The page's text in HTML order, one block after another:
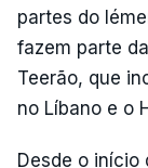
partes do
fazem parte
Teerão, que
no Líbano e o
Desde o início